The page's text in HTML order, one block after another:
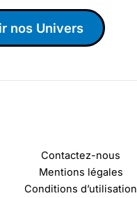
nos Univers
Contactez-nous
Mentions légales
Conditions d’utilisation